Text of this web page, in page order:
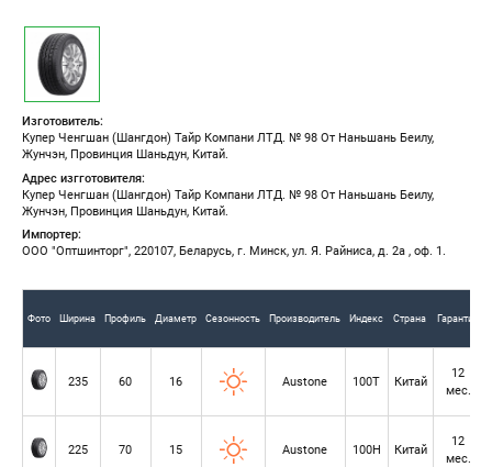
Изготовитель:
Купер Ченгшан (Шангдон) Тайр Компани ЛТД. № 98 От Наньшань Беилу,
Жунчэн, Провинция Шаньдун, Китай.
Адрес изгготовителя:
Купер Ченгшан (Шангдон) Тайр Компани ЛТД. № 98 От Наньшань Беилу,
Жунчэн, Провинция Шаньдун, Китай.
Импортер:
ООО "Оптшинторг", 220107, Беларусь, г. Минск, ул. Я. Райниса, д. 2а , оф. 1.
Фото Ширина Профиль Диаметр Сезонность Производитель Индекс Страна Гарантия
235 60 16 Austone 100T Китай
12
мес.
225 70 15 Austone 100H Китай
12
мес.